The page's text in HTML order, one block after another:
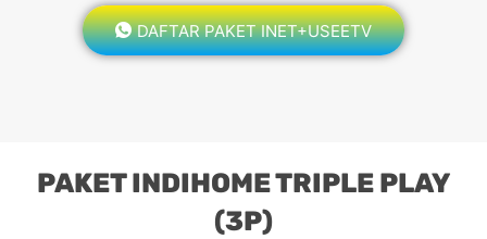
DAFTAR PAKET INET+USEETV
PAKET INDIHOME TRIPLE PLAY
(3P)